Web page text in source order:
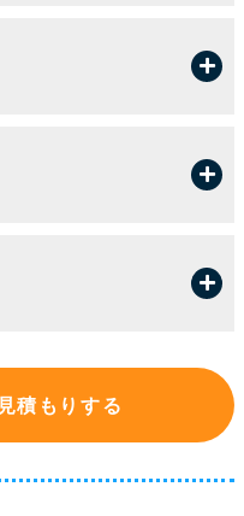
積もりする